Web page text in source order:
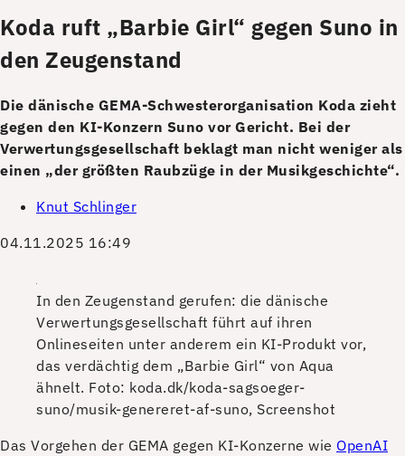
Koda ruft „Barbie Girl“ gegen Suno in
den Zeugenstand
Die dänische GEMA-Schwesterorganisation Koda zieht
gegen den KI-Konzern Suno vor Gericht. Bei der
Verwertungsgesellschaft beklagt man nicht weniger als
einen „der größten Raubzüge in der Musikgeschichte“.
Knut Schlinger
04.11.2025 16:49
In den Zeugenstand gerufen: die dänische
Verwertungsgesellschaft führt auf ihren
Onlineseiten unter anderem ein KI-Produkt vor,
das verdächtig dem „Barbie Girl“ von Aqua
ähnelt. Foto: koda.dk/koda-sagsoeger-
suno/musik-genereret-af-suno, Screenshot
Das Vorgehen der GEMA gegen KI-Konzerne wie OpenAI